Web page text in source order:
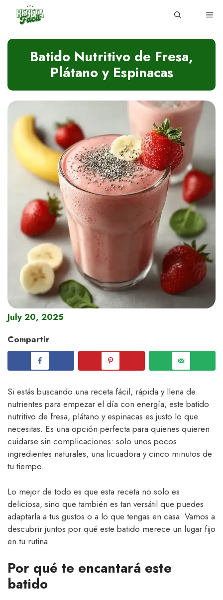
Batido Nutritivo de Fresa,
Plátano y Espinacas
July 20, 2025
Compartir
Si estás buscando una receta fácil, rápida y llena de
nutrientes para empezar el día con energía, este batido
nutritivo de fresa, plátano y espinacas es justo lo que
necesitas. Es una opción perfecta para quienes quieren
cuidarse sin complicaciones: solo unos pocos
ingredientes naturales, una licuadora y cinco minutos de
tu tiempo.
Lo mejor de todo es que esta receta no solo es
deliciosa, sino que también es tan versátil que puedes
adaptarla a tus gustos o a lo que tengas en casa. Vamos a
descubrir juntos por qué este batido merece un lugar fijo
en tu rutina.
Por qué te encantará este
batido